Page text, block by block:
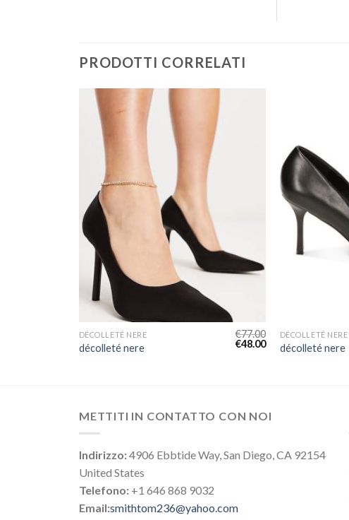
PRODOTTI CORRELATI
DÉCOLLETÉ NERE
décolleté nere
€77.00
€48.00
DÉCOLLETÉ NERE
décolleté nere
METTITI IN CONTATTO CON NOI
Indirizzo:4906 Ebbtide Way, San Diego, CA 92154
United States
Telefono: +1 646 868 9032
Email:smithtom236@yahoo.com